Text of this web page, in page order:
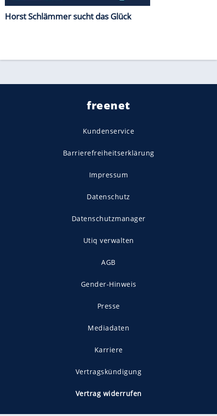
Horst Schlämmer sucht das Glück
freenet
Kundenservice
Barrierefreiheitserklärung
Impressum
Datenschutz
Datenschutzmanager
Utiq verwalten
AGB
Gender-Hinweis
Presse
Mediadaten
Karriere
Vertragskündigung
Vertrag widerrufen